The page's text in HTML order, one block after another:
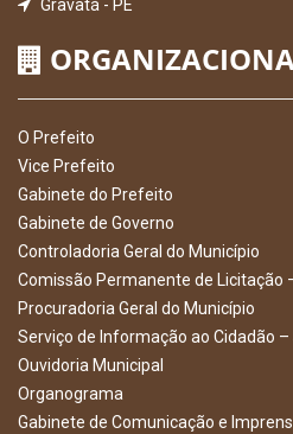
Gravatá - PE
O Prefeito
Vice Prefeito
Gabinete do Prefeito
Gabinete de Governo
Controladoria Geral do Município
Comissão Permanente de Licitação –
Procuradoria Geral do Município
Serviço de Informação ao Cidadão –
Ouvidoria Municipal
Organograma
Gabinete de Comunicação e